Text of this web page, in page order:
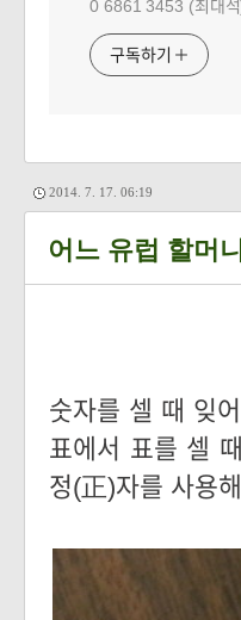
0 6861 3453 (최대석
구독하기
2014. 7. 17. 06:19
어느 유럽 할머
숫자를 셀 때 잊
표에서 표를 셀
정(正)자를 사용